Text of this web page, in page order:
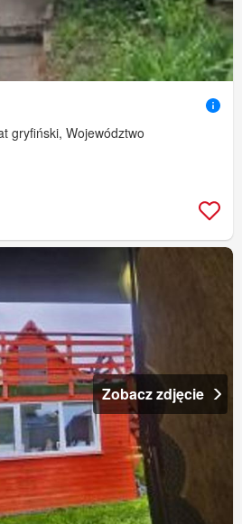
gryfiński, Województwo
Zobacz zdjęcie